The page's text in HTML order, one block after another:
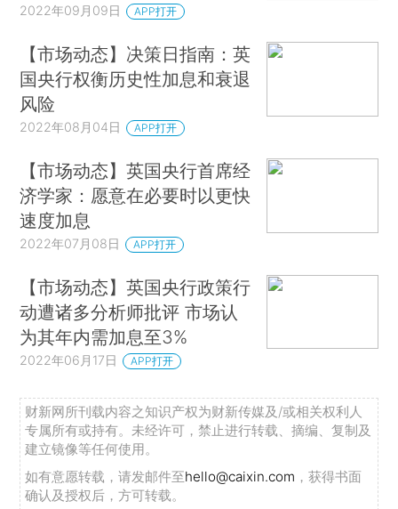
2022年09月09日 APP打开
【市场动态】决策日指南：英
国央行权衡历史性加息和衰退
风险
2022年08月04日 APP打开
【市场动态】英国央行首席经
济学家：愿意在必要时以更快
速度加息
2022年07月08日 APP打开
【市场动态】英国央行政策行
动遭诸多分析师批评 市场认
为其年内需加息至3%
2022年06月17日 APP打开
财新网所刊载内容之知识产权为财新传媒及/或相关权利人
专属所有或持有。未经许可，禁止进行转载、摘编、复制及
建立镜像等任何使用。
如有意愿转载，请发邮件至hello@caixin.com ，获得书面
确认及授权后，方可转载。